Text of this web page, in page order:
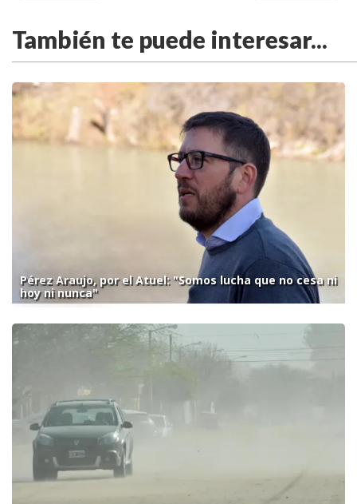
También te puede interesar...
Pérez Araujo, por el Atuel: "Somos lucha que no cesa ni
hoy ni nunca"